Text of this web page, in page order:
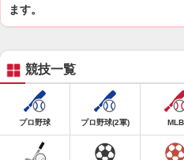
ます。
競技一覧
プロ野球 プロ野球(2軍) MLB